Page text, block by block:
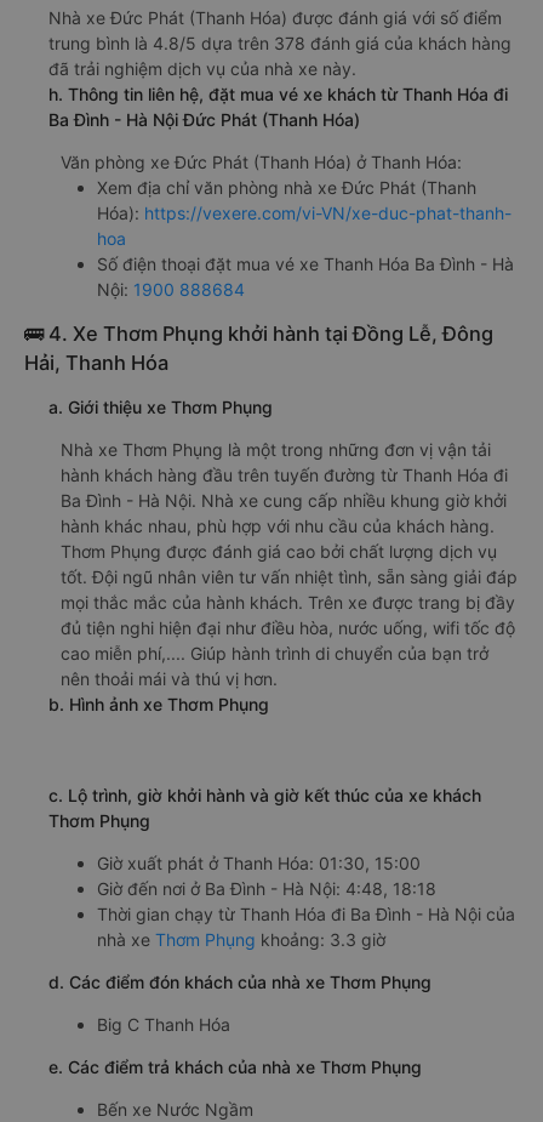
Nhà xe Đức Phát (Thanh Hóa) được đánh giá với số điểm
trung bình là 4.8/5 dựa trên 378 đánh giá của khách hàng
đã trải nghiệm dịch vụ của nhà xe này.
h. Thông tin liên hệ, đặt mua vé xe khách từ Thanh Hóa đi
Ba Đình - Hà Nội Đức Phát (Thanh Hóa)
Văn phòng xe Đức Phát (Thanh Hóa) ở Thanh Hóa:
Xem địa chỉ văn phòng nhà xe Đức Phát (Thanh
Hóa): https://vexere.com/vi-VN/xe-duc-phat-thanh-
hoa
Số điện thoại đặt mua vé xe Thanh Hóa Ba Đình - Hà
Nội: 1900 888684
🚌 4. Xe Thơm Phụng khởi hành tại Đồng Lễ, Đông
Hải, Thanh Hóa
a. Giới thiệu xe Thơm Phụng
Nhà xe Thơm Phụng là một trong những đơn vị vận tải
hành khách hàng đầu trên tuyến đường từ Thanh Hóa đi
Ba Đình - Hà Nội. Nhà xe cung cấp nhiều khung giờ khởi
hành khác nhau, phù hợp với nhu cầu của khách hàng.
Thơm Phụng được đánh giá cao bởi chất lượng dịch vụ
tốt. Đội ngũ nhân viên tư vấn nhiệt tình, sẵn sàng giải đáp
mọi thắc mắc của hành khách. Trên xe được trang bị đầy
đủ tiện nghi hiện đại như điều hòa, nước uống, wifi tốc độ
cao miễn phí,.... Giúp hành trình di chuyển của bạn trở
nên thoải mái và thú vị hơn.
b. Hình ảnh xe Thơm Phụng
c. Lộ trình, giờ khởi hành và giờ kết thúc của xe khách
Thơm Phụng
Giờ xuất phát ở Thanh Hóa: 01:30, 15:00
Giờ đến nơi ở Ba Đình - Hà Nội: 4:48, 18:18
Thời gian chạy từ Thanh Hóa đi Ba Đình - Hà Nội của
nhà xe Thơm Phụng khoảng: 3.3 giờ
d. Các điểm đón khách của nhà xe Thơm Phụng
Big C Thanh Hóa
e. Các điểm trả khách của nhà xe Thơm Phụng
Bến xe Nước Ngầm